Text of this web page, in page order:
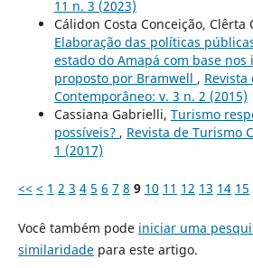
11 n. 3 (2023)
Cálidon Costa Conceição, Clêrta
Elaboração das políticas
estado do Amapá com base
proposto por Bramwell ,
Contemporâneo: v. 3 n. 2 (2015)
Cassiana Gabrielli, Turismo
possíveis? , Revista de Turismo
1 (2017)
<< < 1 2 3 4 5 6 7 8 9 10 11 12 13 14 15
Você também pode iniciar uma
similaridadepara este artigo.